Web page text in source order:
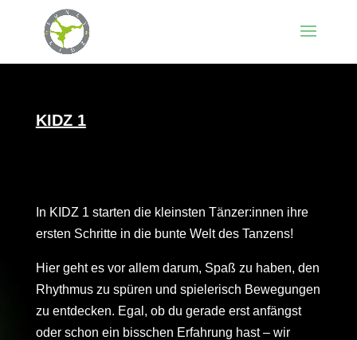
KIDZ 1
In KIDZ 1 starten die kleinsten Tänzer:innen ihre
ersten Schritte in die bunte Welt des Tanzens!
Hier geht es vor allem darum, Spaß zu haben, den
Rhythmus zu spüren und spielerisch Bewegungen
zu entdecken. Egal, ob du gerade erst anfängst
oder schon ein bisschen Erfahrung hast – wir